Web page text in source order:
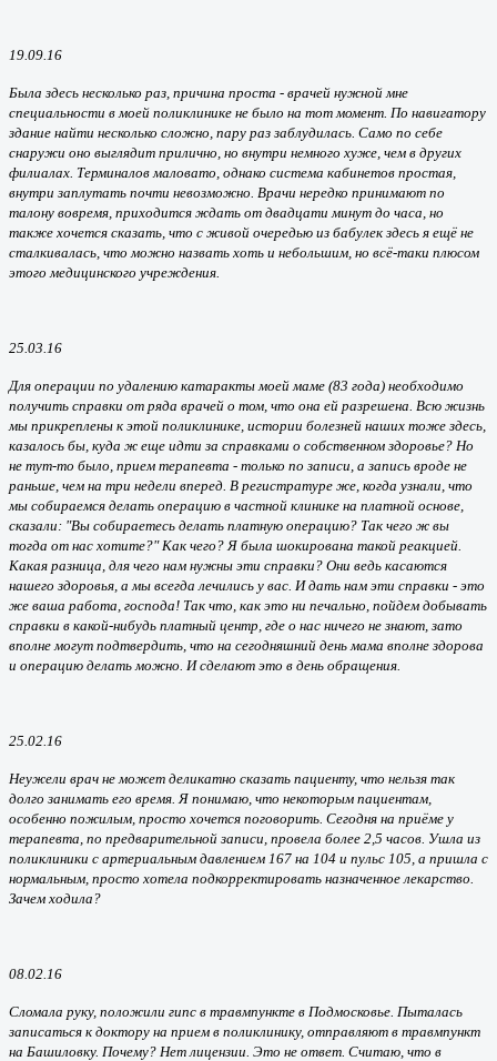
19.09.16
Была здесь несколько раз, причина проста - врачей нужной мне
специальности в моей поликлинике не было на тот момент. По навигатору
здание найти несколько сложно, пару раз заблудилась. Само по себе
снаружи оно выглядит прилично, но внутри немного хуже, чем в других
филиалах. Терминалов маловато, однако система кабинетов простая,
внутри заплутать почти невозможно. Врачи нередко принимают по
талону вовремя, приходится ждать от двадцати минут до часа, но
также хочется сказать, что с живой очередью из бабулек здесь я ещё не
сталкивалась, что можно назвать хоть и небольшим, но всё-таки плюсом
этого медицинского учреждения.
25.03.16
Для операции по удалению катаракты моей маме (83 года) необходимо
получить справки от ряда врачей о том, что она ей разрешена. Всю жизнь
мы прикреплены к этой поликлинике, истории болезней наших тоже здесь,
казалось бы, куда ж еще идти за справками о собственном здоровье? Но
не тут-то было, прием терапевта - только по записи, а запись вроде не
раньше, чем на три недели вперед. В регистратуре же, когда узнали, что
мы собираемся делать операцию в частной клинике на платной основе,
сказали: "Вы собираетесь делать платную операцию? Так чего ж вы
тогда от нас хотите?" Как чего? Я была шокирована такой реакцией.
Какая разница, для чего нам нужны эти справки? Они ведь касаются
нашего здоровья, а мы всегда лечились у вас. И дать нам эти справки - это
же ваша работа, господа! Так что, как это ни печально, пойдем добывать
справки в какой-нибудь платный центр, где о нас ничего не знают, зато
вполне могут подтвердить, что на сегодняшний день мама вполне здорова
и операцию делать можно. И сделают это в день обращения.
25.02.16
Неужели врач не может деликатно сказать пациенту, что нельзя так
долго занимать его время. Я понимаю, что некоторым пациентам,
особенно пожилым, просто хочется поговорить. Сегодня на приёме у
терапевта, по предварительной записи, провела более 2,5 часов. Ушла из
поликлиники с артериальным давлением 167 на 104 и пульс 105, а пришла с
нормальным, просто хотела подкорректировать назначенное лекарство.
Зачем ходила?
08.02.16
Сломала руку, положили гипс в травмпункте в Подмосковье. Пыталась
записаться к доктору на прием в поликлинику, отправляют в травмпункт
на Башиловку. Почему? Нет лицензии. Это не ответ. Считаю, что в